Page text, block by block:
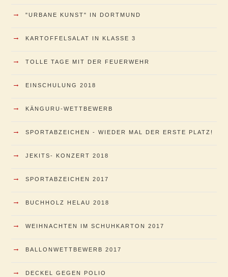
→ "URBANE KUNST" IN DORTMUND
→ KARTOFFELSALAT IN KLASSE 3
→ TOLLE TAGE MIT DER FEUERWEHR
→ EINSCHULUNG 2018
→ KÄNGURU-WETTBEWERB
→ SPORTABZEICHEN - WIEDER MAL DER ERSTE PLATZ!
→ JEKITS- KONZERT 2018
→ SPORTABZEICHEN 2017
→ BUCHHOLZ HELAU 2018
→ WEIHNACHTEN IM SCHUHKARTON 2017
→ BALLONWETTBEWERB 2017
→ DECKEL GEGEN POLIO